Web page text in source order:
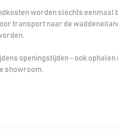
worden slechts eenmaal
transport naar de
openingstijden - ook ophalen
showroom.